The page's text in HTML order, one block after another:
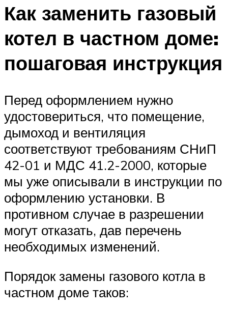
Как заменить газовый
котел в частном доме:
пошаговая инструкция
Перед оформлением нужно
удостовериться, что помещение,
дымоход и вентиляция
соответствуют требованиям СНиП
42-01 и МДС 41.2-2000, которые
мы уже описывали в инструкции по
оформлению установки. В
противном случае в разрешении
могут отказать, дав перечень
необходимых изменений.
Порядок замены газового котла в
частном доме таков: